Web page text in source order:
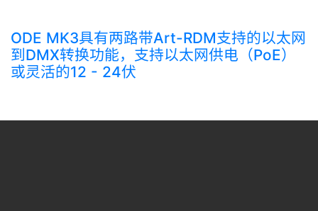
ODE MK3具有两路带Art-RDM支持的以太网
到DMX转换功能，支持以太网供电（PoE）
或灵活的12 - 24伏